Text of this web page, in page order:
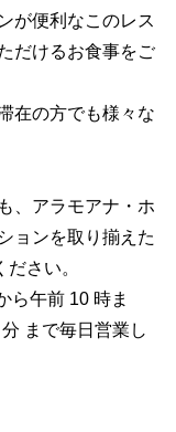
が便利なこのレス
だけるお食事をご
在の方でも様々な
、アラモアナ・ホ
ョンを取り揃えた
さい。
ら午前 10 時ま
まで毎日営業し